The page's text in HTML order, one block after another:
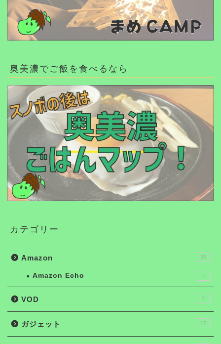
奥美濃でご飯を食べるなら
カテゴリー
Amazon 26
Amazon Echo 7
VOD 7
ガジェット 17